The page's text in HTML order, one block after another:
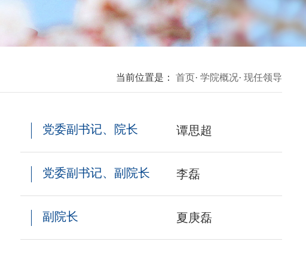
当前位置是： 首页· 学院概况· 现任领导
党委副书记、院长 谭思超
党委副书记、副院长 李磊
副院长 夏庚磊